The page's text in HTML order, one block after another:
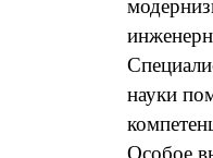
науки
Особое